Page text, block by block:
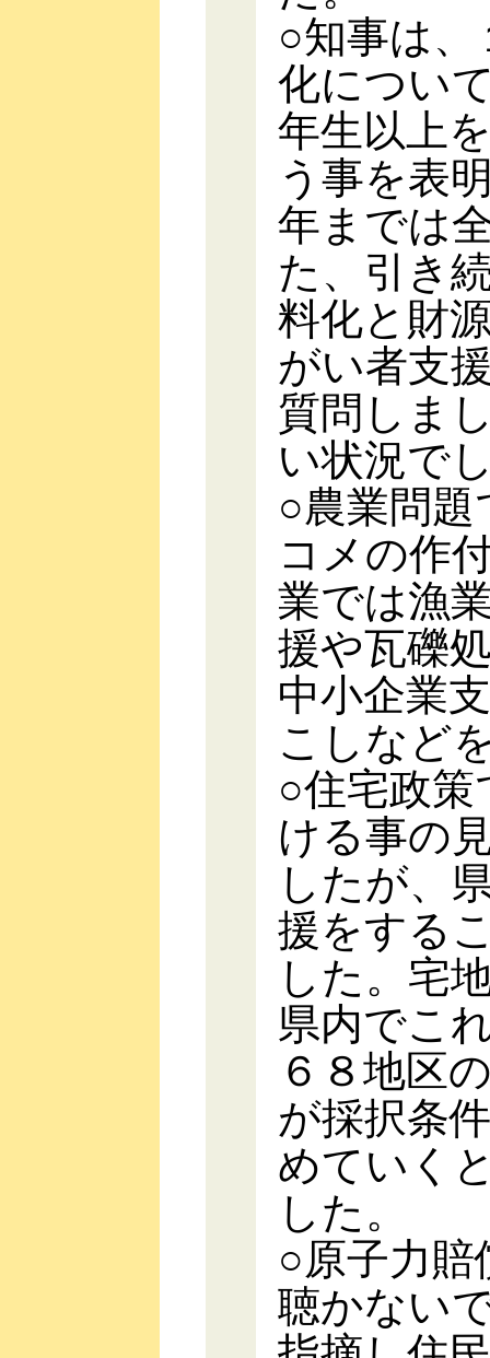
○知事は、
化につい
年生以上
う事を表
年までは
た、引き
料化と財
がい者支
質問しま
い状況で
○農業問
コメの作
業では漁
援や瓦礫
中小企業
こしなど
○住宅政策
ける事の
したが、
援をする
した。宅
県内でこ
６８地区
が採択条
めていく
した。
○原子力賠
聴かない